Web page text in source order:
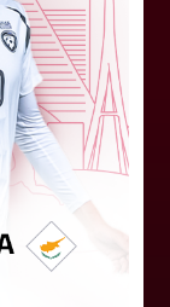
2026.